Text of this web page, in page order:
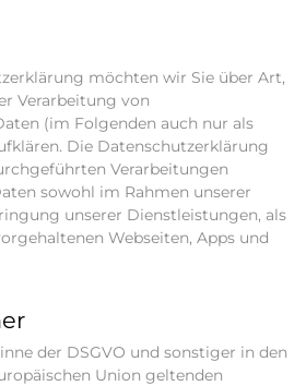
möchten wir Sie über Art,
Verarbeitung von
(im Folgenden auch nur als
Die Datenschutzerklärung
Verarbeitungen
sowohl im Rahmen unserer
unserer Dienstleistungen, als
Webseiten, Apps und
der DSGVO und sonstiger in den
Union geltenden